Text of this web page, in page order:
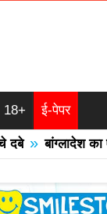
18+ ई-पेपर
» बांग्लादेश का